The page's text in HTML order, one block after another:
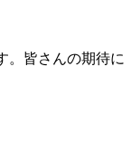
。皆さんの期待に